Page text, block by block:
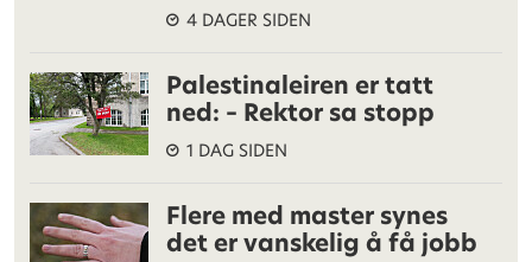
4 DAGER SIDEN
Palestinaleiren er tatt
ned: – Rektor sa stopp
1 DAG SIDEN
Flere med master synes
det er vanskelig å få jobb